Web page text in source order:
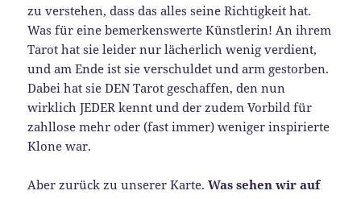
zu verstehen, dass das alles seine Richtigkeit hat.
Was für eine bemerkenswerte Künstlerin! An ihrem
Tarot hat sie leider nur lächerlich wenig verdient,
und am Ende ist sie verschuldet und arm gestorben.
Dabei hat sie DEN Tarot geschaffen, den nun
wirklich JEDER kennt und der zudem Vorbild für
zahllose mehr oder (fast immer) weniger inspirierte
Klone war.
Aber zurück zu unserer Karte.Was sehen wir auf